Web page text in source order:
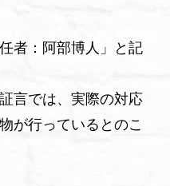
者：阿部博人」と記
言では、実際の対応
が行っているとのこ